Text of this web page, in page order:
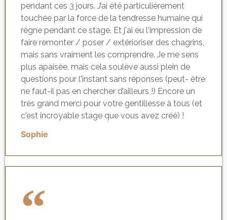
pendant ces 3 jours. J’ai été particulièrement
touchée par la force de la tendresse humaine qui
règne pendant ce stage. Et j'ai eu l'impression de
faire remonter / poser / extérioriser des chagrins,
mais sans vraiment les comprendre. Je me sens
plus apaisée, mais cela soulève aussi plein de
questions pour l'instant sans réponses (peut- être
ne faut-il pas en chercher d’ailleurs !) Encore un
très grand merci pour votre gentillesse à tous (et
c'est incroyable stage que vous avez créé) !
Sophie